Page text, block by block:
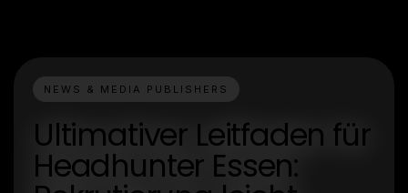
NEWS & MEDIA PUBLISHERS
Ultimativer Leitfaden für
Headhunter Essen: